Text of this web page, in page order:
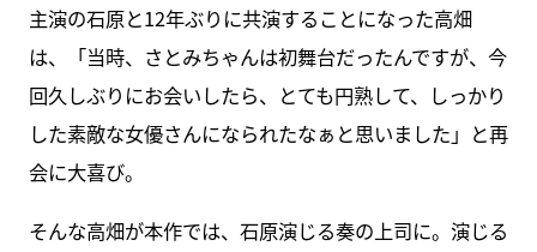
主演の石原と12年ぶりに共演することになった高畑
は、「当時、さとみちゃんは初舞台だったんですが、今
回久しぶりにお会いしたら、とても円熟して、しっかり
した素敵な女優さんになられたなぁと思いました」と再
会に大喜び。
そんな高畑が本作では、石原演じる奏の上司に。演じる